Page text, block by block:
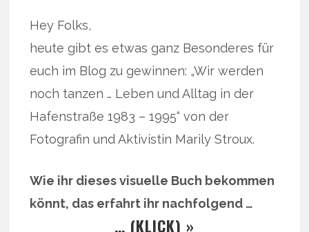
Hey Folks,
heute gibt es etwas ganz Besonderes für
euch im Blog zu gewinnen: „Wir werden
noch tanzen … Leben und Alltag in der
Hafenstraße 1983 – 1995“ von der
Fotografin und Aktivistin Marily Stroux.
Wie ihr dieses visuelle Buch bekommen
könnt, das erfahrt ihr nachfolgend …
… (KLICK) »